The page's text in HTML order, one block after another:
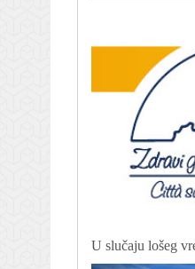
U slučaju lošeg